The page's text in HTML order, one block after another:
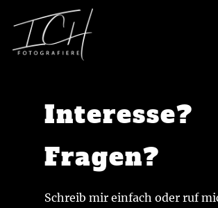
main
Interesse?
Fragen?
Schreib mir einfach oder ruf